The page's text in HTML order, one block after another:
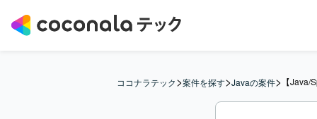
ココナラテック>案件を探す>Javaの案件> 【